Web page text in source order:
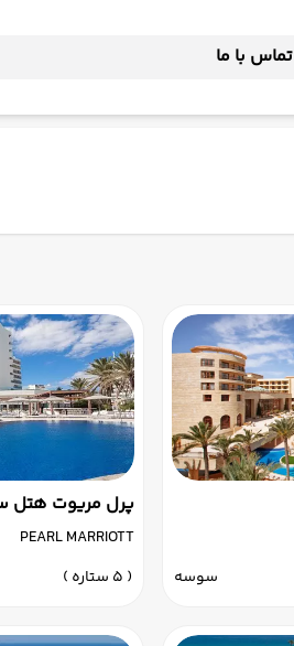
تماس با ما
سوسه
پرل مریوت هتل
PEARL MARRIOTT
( 5 ستاره )